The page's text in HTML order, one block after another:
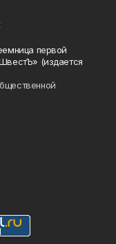
первой
(издается